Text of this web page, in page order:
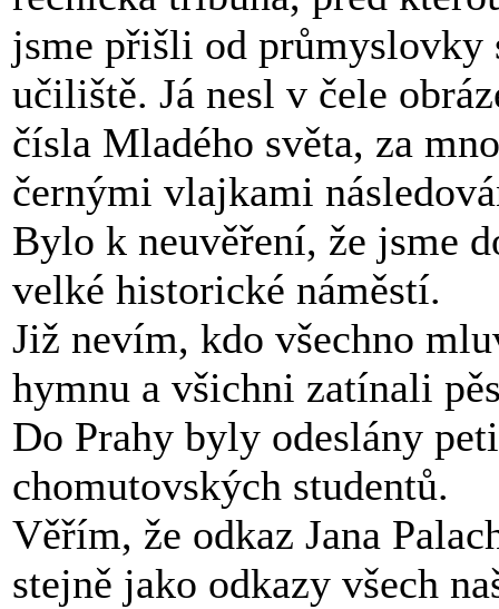
jsme přišli od průmyslovky
učiliště. Já nesl v čele
čísla Mladého světa, za
černými vlajkami
Bylo k neuvěření, že jsme
velké historické náměstí.
Již nevím, kdo všechno
hymnu a všichni zatínali
Do Prahy byly odeslány
chomutovských studentů.
Věřím, že odkaz Jana
stejně jako odkazy všech